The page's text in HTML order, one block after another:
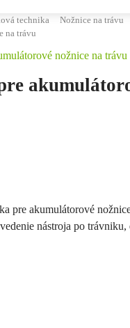
technika Nožnice na trávu
na trávu
pre akumulátorové
nástroja po
Montáž koliesok je veľmi